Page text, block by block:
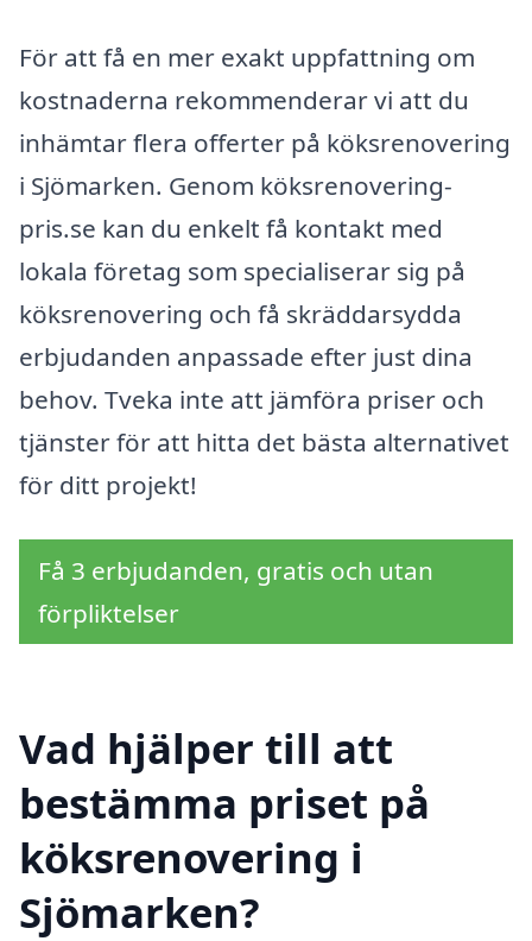
För att få en mer exakt uppfattning om
kostnaderna rekommenderar vi att du
inhämtar flera offerter på köksrenovering
i Sjömarken. Genom köksrenovering-
pris.se kan du enkelt få kontakt med
lokala företag som specialiserar sig på
köksrenovering och få skräddarsydda
erbjudanden anpassade efter just dina
behov. Tveka inte att jämföra priser och
tjänster för att hitta det bästa alternativet
för ditt projekt!
Få 3 erbjudanden, gratis och utan
förpliktelser
Vad hjälper till att
bestämma priset på
köksrenovering i
Sjömarken?